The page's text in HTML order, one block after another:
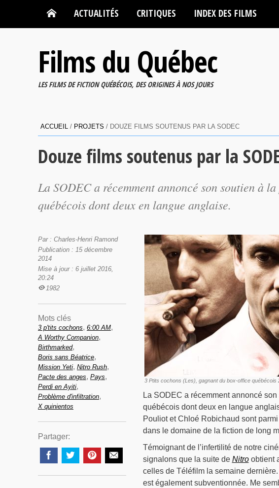
ACTUALITÉS CRITIQUES INDEX DES FILMS
Films du Québec
LES FILMS DE FICTION QUÉBÉCOIS, DES ORIGINES À NOS JOURS
ACCUEIL / PROJETS / DOUZE FILMS SOUTENUS PAR LA SODEC
Douze films soutenus par la
La SODEC a récemment annoncé son soutien à
québécois dont deux en langue anglaise.
3 Ptits cochons (Les), gagnant du box-office
La SODEC a récemment annoncé
québécois dont deux en langue
Pouliot et Chloé Robichaud sont
dans le domaine de la fiction de long
Témoignant de l’infertilité de notre
signalons que la suite de Nitroobtient
celles de Téléfilm la semaine
est également subventionnée. Me
Par : Charles-Henri Ramond
Publication : 15 décembre
2014
Mise à jour : 6 juillet 2016,
20:24
1982
Mots clés
3 p'tits cochons, 6:00 AM,
A Worthy Companion,
Birthmarked,
Boris sans Béatrice,
Mission Yeti, Nitro Rush,
Pacte des anges, Pays,
Perdi en Ayiti,
Problème d'infiltration,
X quinientos
Partager: